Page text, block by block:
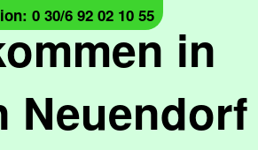
in
Neuendorf
0 30/6 92 02 10 55